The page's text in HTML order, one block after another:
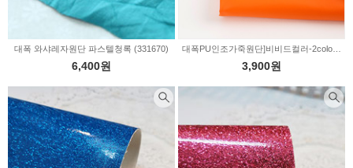
대폭 와샤레자원단 파스텔청록 (331670)
6,400원 3,900원